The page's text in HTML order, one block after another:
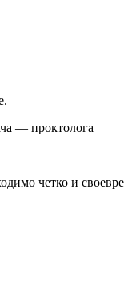
— проктолога
четко и